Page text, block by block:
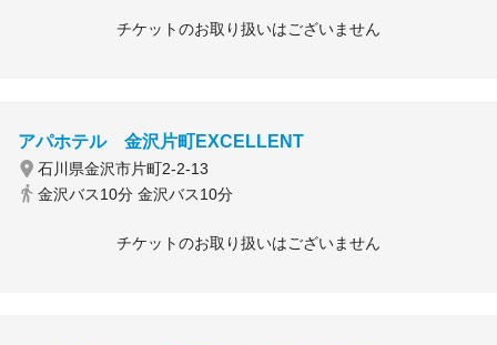
チケットのお取り扱いはございません
アパホテル 金沢片町EXCELLENT
石川県金沢市片町2-2-13
金沢バス10分 金沢バス10分
チケットのお取り扱いはございません